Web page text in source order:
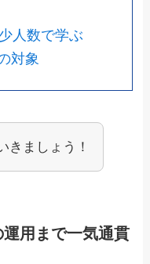
人数で学ぶ
対象
きましょう！
用まで一気通貫